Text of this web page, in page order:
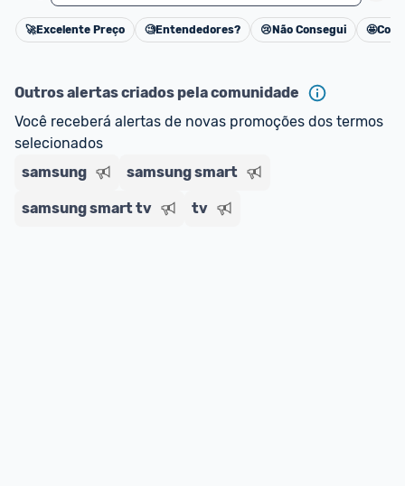
Cancelar
🚀Excelente Preço 🧐Entendedores? 😢 Não Consegui 🤩
Outros alertas criados pela comunidade
Você receberá alertas de novas promoções dos termos
selecionados
samsung
samsung smart
samsung smart tv tv